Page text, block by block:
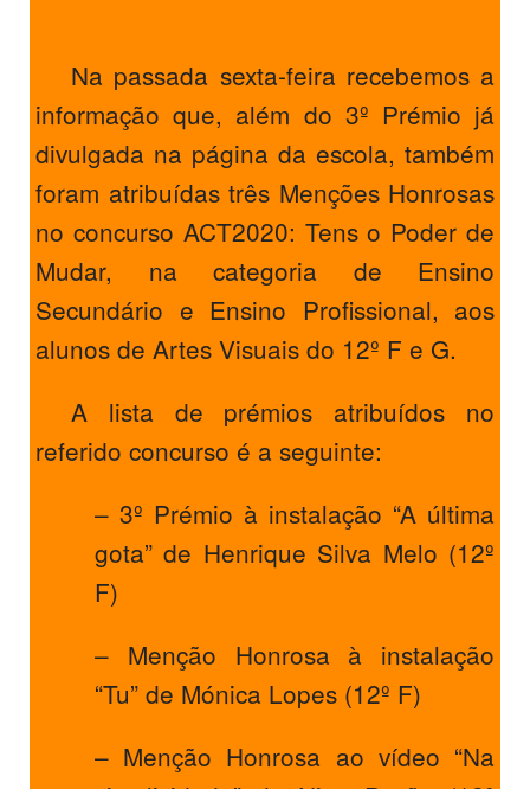
ALUNOS
PROFESSORES
ENC. DE EDUCAÇÃO
Na passada sexta-feira recebemos a
informação que, além do 3º Prémio já
divulgada na página da escola, também
foram atribuídas três Menções Honrosas
no concurso ACT2020: Tens o Poder de
Mudar, na categoria de Ensino
Secundário e Ensino Profissional, aos
alunos de Artes Visuais do 12º F e G.
A lista de prémios atribuídos no
referido concurso é a seguinte:
– 3º Prémio à instalação “A última
gota” de Henrique Silva Melo (12º
F)
– Menção Honrosa à instalação
“Tu” de Mónica Lopes (12º F)
– Menção Honrosa ao vídeo “Na